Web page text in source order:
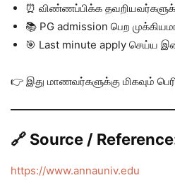
⏰ விண்ணப்பிக்க
📚 PG admission பெற
🎯 Last minute apply செய்ய
👉 இது மாணவர்களுக்கு மிகவும்
🔗 Source /
https://www.annauniv.edu